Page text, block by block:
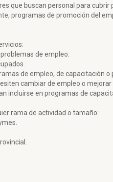
que buscan personal para
programas de promoción del
de empleo:
de empleo, de capacitación o
cambiar de empleo o mejorar
incluirse en programas de
rama de actividad o tamaño: